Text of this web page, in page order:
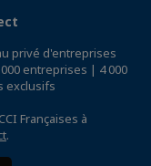
privé d'entreprises
entreprises | 4 000
exclusifs
Françaises à
.